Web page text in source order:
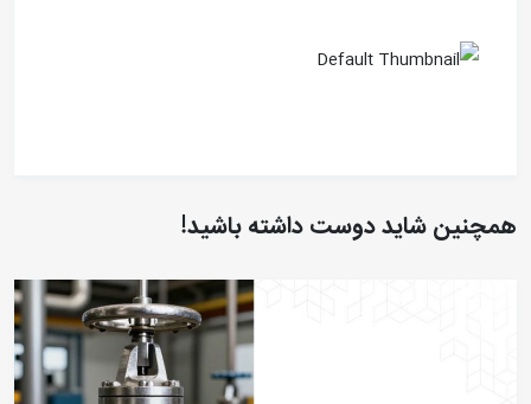
همچنین شاید دوست داشته باشید!